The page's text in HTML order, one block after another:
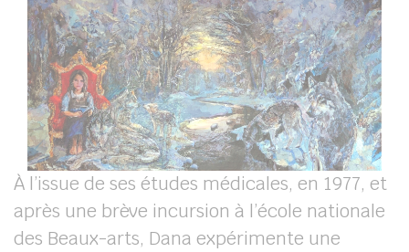
À l’issue de ses études médicales, en 1977, et
après une brève incursion à l’école nationale
des Beaux-arts, Dana expérimente une